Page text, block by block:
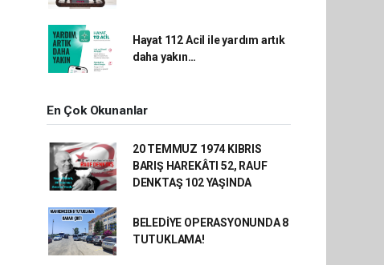
Hayat 112 Acil ile yardım artık
daha yakın…
En Çok Okunanlar
20 TEMMUZ 1974 KIBRIS
BARIŞ HAREKÂTI 52, RAUF
DENKTAŞ 102 YAŞINDA
BELEDİYE OPERASYONUNDA 8
TUTUKLAMA!